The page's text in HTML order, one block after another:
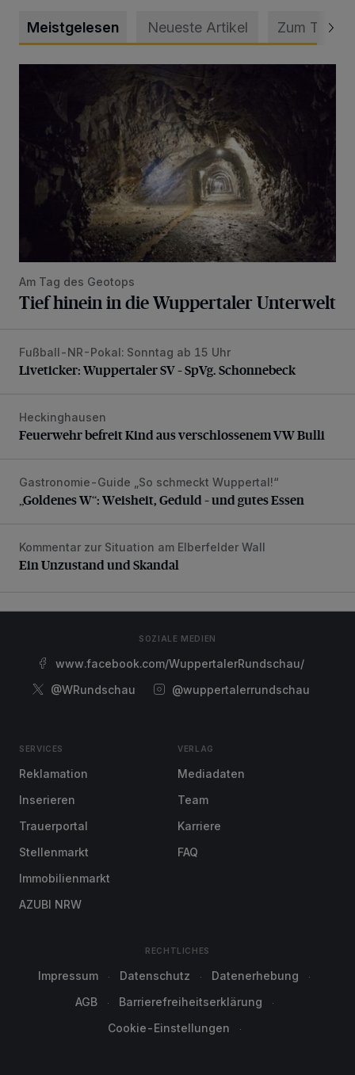
Meistgelesen Neueste Artikel Zum Thema
Am Tag des Geotops
Tief hinein in die Wuppertaler Unterwelt
Liveticker: Wuppertaler SV – SpVg. Schonnebeck
Fußball-NR-Pokal: Sonntag ab 15 Uhr
Liveticker: Wuppertaler SV – SpVg. Schonnebeck
Feuerwehr befreit Kind aus verschlossenem VW Bulli
Heckinghausen
Feuerwehr befreit Kind aus verschlossenem VW Bulli
„Goldenes W“: Weisheit, Geduld – und gutes Essen
Gastronomie-Guide „So schmeckt Wuppertal!“
„Goldenes W“: Weisheit, Geduld – und gutes Essen
Ein Unzustand und Skandal
Kommentar zur Situation am Elberfelder Wall
Ein Unzustand und Skandal
SOZIALE MEDIEN
www.facebook.com/WuppertalerRundschau/
@WRundschau
@wuppertalerrundschau
SERVICES
Reklamation
Inserieren
Trauerportal
Stellenmarkt
Immobilienmarkt
AZUBI NRW
VERLAG
Mediadaten
Team
Karriere
FAQ
RECHTLICHES
Impressum Datenschutz
Datenerhebung
AGB
Barrierefreiheitserklärung
Cookie-Einstellungen